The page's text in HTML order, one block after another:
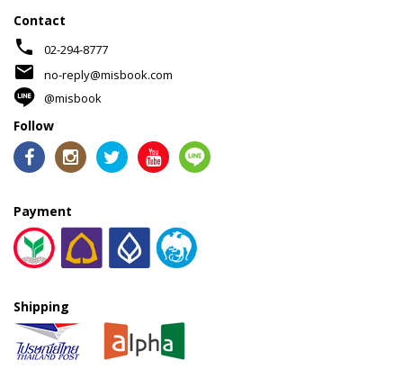
Contact
phone 02-294-8777
mail
no-reply@misbook.com
@misbook
Follow
Payment
Shipping